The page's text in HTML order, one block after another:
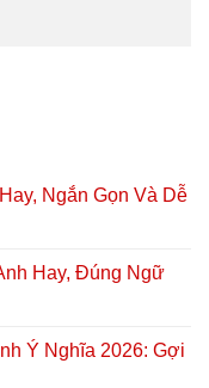
Ngắn Gọn Và Dễ
Hay, Đúng Ngữ
Ý Nghĩa 2026: Gợi